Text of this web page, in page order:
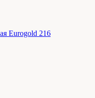
Eurogold 216